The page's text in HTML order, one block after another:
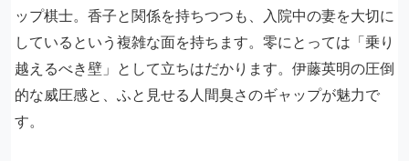
ップ棋士。香子と関係を持ちつつも、入院中の妻を大切に
しているという複雑な面を持ちます。零にとっては「乗り
越えるべき壁」として立ちはだかります。伊藤英明の圧倒
的な威圧感と、ふと見せる人間臭さのギャップが魅力で
す。